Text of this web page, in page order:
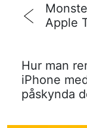
Apple
Hur man
iPhone
påskynda